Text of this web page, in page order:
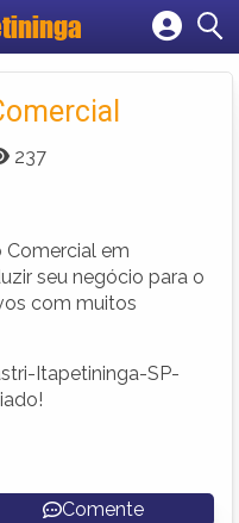
empresa
237
em
seu negócio para o
com muitos
Itapetininga-SP-
Comente